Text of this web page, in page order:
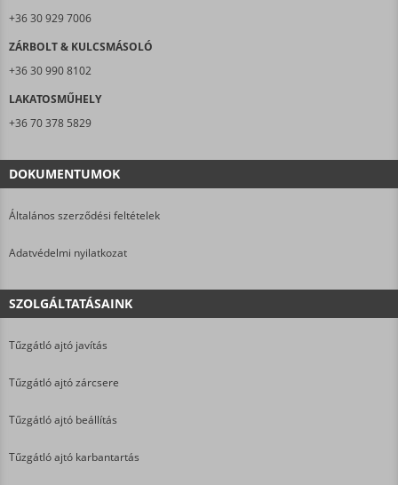
+36 30 929 7006
ZÁRBOLT & KULCSMÁSOLÓ
+36 30 990 8102
LAKATOSMŰHELY
+36 70 378 5829
DOKUMENTUMOK
Általános szerződési feltételek
Adatvédelmi nyilatkozat
SZOLGÁLTATÁSAINK
Tűzgátló ajtó javítás
Tűzgátló ajtó zárcsere
Tűzgátló ajtó beállítás
Tűzgátló ajtó karbantartás